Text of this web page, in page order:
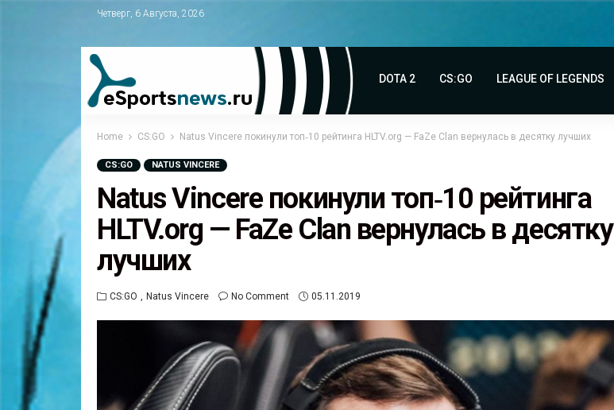
Четверг, 6 Августа, 2026
DOTA 2 CS:GO LEAGUE OF LEGENDS
Home CS:GO Natus Vincere покинули топ‑10 рейтинга HLTV.org — FaZe Clan вернулась в десятку лучших
CS:GO NATUS VINCERE
Natus Vincere покинули топ‑10 рейтинга
HLTV.org — FaZe Clan вернулась в десятку
лучших
CS:GO Natus Vincere No Comment 05.11.2019